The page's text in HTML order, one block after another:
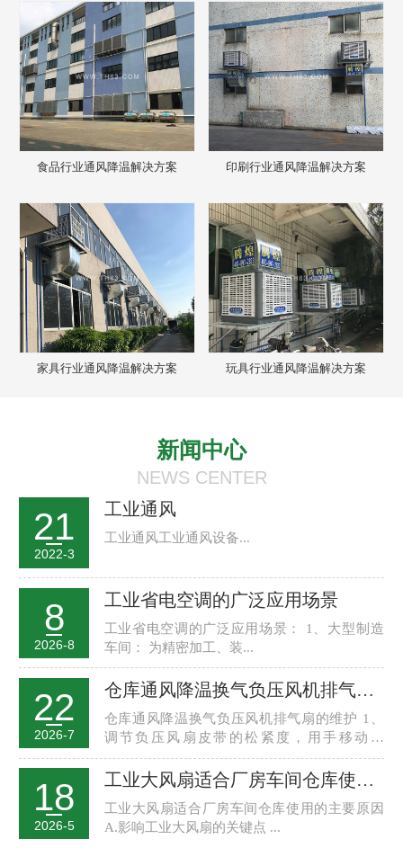
食品行业通风降温解决方案 印刷行业通风降温解决方案
家具行业通风降温解决方案 玩具行业通风降温解决方案
新闻中心
NEWS CENTER
21
2022-3
工业通风
工业通风工业通风设备...
8
2026-8
工业省电空调的广泛应用场景
工业省电空调的广泛应用场景： 1、大型制造
车间： 为精密加工、装...
22
2026-7
仓库通风降温换气负压风机排气扇维护保养
仓库通风降温换气负压风机排气扇的维护 1、
调节负压风扇皮带的松紧度，用手移动风
轮，...
18
2026-5
工业大风扇适合厂房车间仓库使用的主要原因
工业大风扇适合厂房车间仓库使用的主要原因
A.影响工业大风扇的关键点 ...